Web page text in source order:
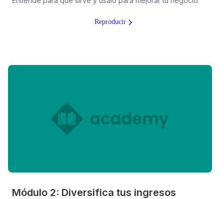
Reproducir
Módulo 2: Diversifica tus ingresos